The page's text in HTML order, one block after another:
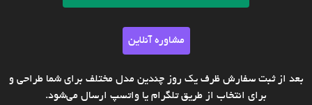
مشاوره آنلاین
بعد از ثبت سفارش ظرف یک روز چندین مدل مختلف برای شما طراحی و
برای انتخاب از طریق تلگرام یا واتسپ ارسال می‌شود.